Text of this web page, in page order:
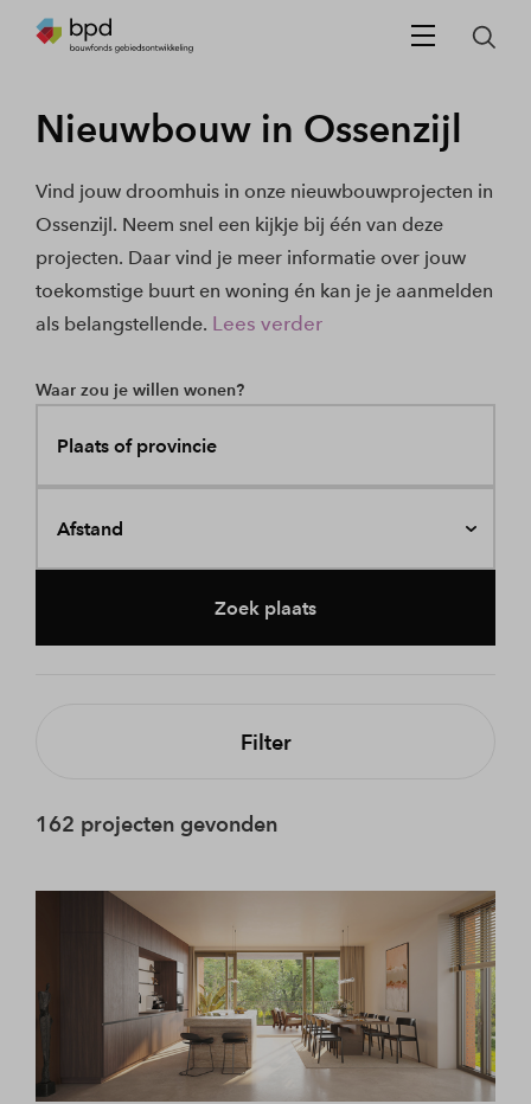
Nieuwbouw in Ossenzijl
Vind jouw droomhuis in onze nieuwbouwprojecten in
Ossenzijl. Neem snel een kijkje bij één van deze
projecten. Daar vind je meer informatie over jouw
toekomstige buurt en woning én kan je je aanmelden
als belangstellende. Lees verder
Waar zou je willen wonen?
Plaats of provincie
Afstand
Zoek plaats
Filter
162 projecten gevonden